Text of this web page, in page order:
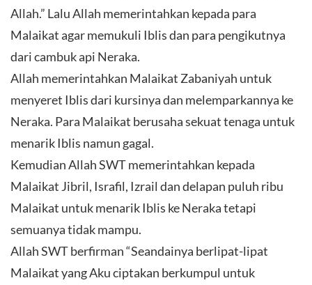
Allah.” Lalu Allah memerintahkan kepada para
Malaikat agar memukuli Iblis dan para pengikutnya
dari cambuk api Neraka.
Allah memerintahkan Malaikat Zabaniyah untuk
menyeret Iblis dari kursinya dan melemparkannya ke
Neraka. Para Malaikat berusaha sekuat tenaga untuk
menarik Iblis namun gagal.
Kemudian Allah SWT memerintahkan kepada
Malaikat Jibril, Israfil, Izrail dan delapan puluh ribu
Malaikat untuk menarik Iblis ke Neraka tetapi
semuanya tidak mampu.
Allah SWT berfirman “Seandainya berlipat-lipat
Malaikat yang Aku ciptakan berkumpul untuk